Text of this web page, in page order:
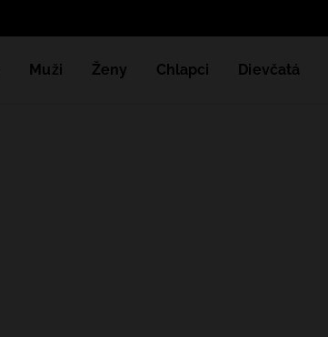
Muži Ženy Chlapci Dievčatá